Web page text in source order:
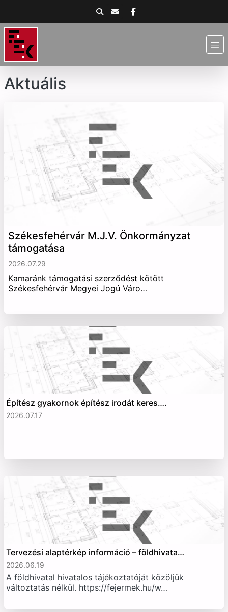
Aktuális
Székesfehérvár M.J.V. Önkormányzat
támogatása
2026.07.29
Kamaránk támogatási szerződést kötött
Székesfehérvár Megyei Jogú Váro…
Építész gyakornok építész irodát keres….
2026.07.17
Tervezési alaptérkép információ – földhivata…
2026.06.19
A földhivatal hivatalos tájékoztatóját közöljük
változtatás nélkül. https://fejermek.hu/w…